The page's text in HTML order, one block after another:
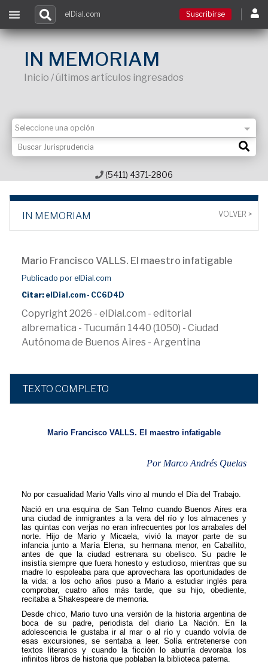
Suscribirse
Contacto
elDial.com Suscribirse
IN MEMORIAM
Inicio / últimos artículos ingresados
(5411) 4371-2806
IN MEMORIAM VOLVER >
Mario Francisco VALLS. El maestro infatigable
Publicado por elDial.com
Citar: elDial.com - CC6D4D
Copyright 2026 - elDial.com - editorial
albrematica - Tucumán 1440 (1050) - Ciudad
Autónoma de Buenos Aires - Argentina
TEXTO COMPLETO
Mario Francisco VALLS. El maestro infatigable
Por Marco Andrés Quelas
No por casualidad Mario Valls vino al mundo el Día del Trabajo.
Nació en una esquina de San Telmo cuando Buenos Aires era
una ciudad de inmigrantes a la vera del río y los almacenes y
las quintas con verjas no eran infrecuentes por los arrabales del
norte. Hijo de Mario y Micaela, vivió la mayor parte de su
infancia junto a María Elena, su hermana menor, en Caballito,
antes de que la ciudad estrenara su obelisco. Su padre le
insistía siempre que fuera honesto y estudioso, mientras que su
madre lo espoleaba para que aprovechara las oportunidades de
la vida: a los ocho años puso a Mario a estudiar inglés para
comprobar, cuatro años más tarde, que su hijo, obediente,
recitaba a Shakespeare de memoria.
Desde chico, Mario tuvo una versión de la historia argentina de
boca de su padre, periodista del diario La Nación. En la
adolescencia le gustaba ir al mar o al río y cuando volvía de
esas excursiones, se sentaba a leer. Solía entretenerse con
textos literarios y cuando la ficción lo aburría devoraba los
infinitos libros de historia que poblaban la biblioteca paterna.